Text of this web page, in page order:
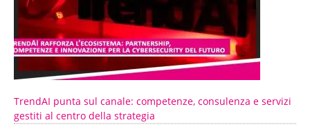
TrendAI punta sul canale: competenze, consulenza e servizi
gestiti al centro della strategia